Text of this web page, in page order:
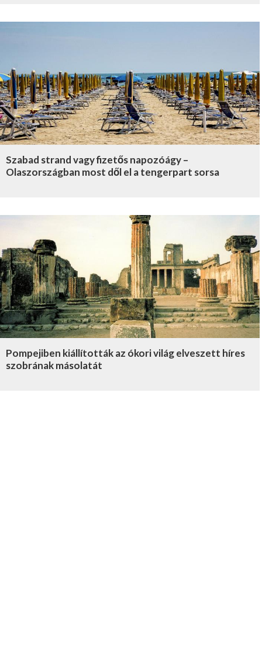
Szabad strand vagy fizetős napozóágy –
Olaszországban most dől el a tengerpart sorsa
Pompejiben kiállították az ókori világ elveszett híres
szobrának másolatát